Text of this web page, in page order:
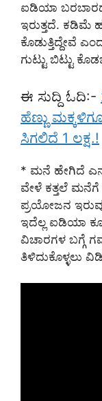
ಐಡಿಯಾ
ಇರುತ್ತದೆ. ಕಡಿಮೆ
ಕೊಡುತ್ತಿದ್ದೇವೆ
ಗುಟ್ಟು ಬಿಟ್ಟು
ಈ ಸುದ್ದಿ ಓದಿ:-
ಹೆಣ್ಣು
ಸಿಗಲಿದೆ 1 ಲಕ್ಷ.!
* ಮನೆ ಹೇಗಿದೆ
ವೇಳೆ ಕತ್ತಲೆ
ಪ್ರಯೋಜನ
ಇದೆಲ್ಲ ಐಡಿಯಾ
ವಿಚಾರಗಳ ಬಗ್ಗೆ
ತಿಳಿದುಕೊಳ್ಳಲು